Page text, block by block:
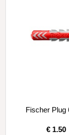
Fischer Plug
€ 1.50